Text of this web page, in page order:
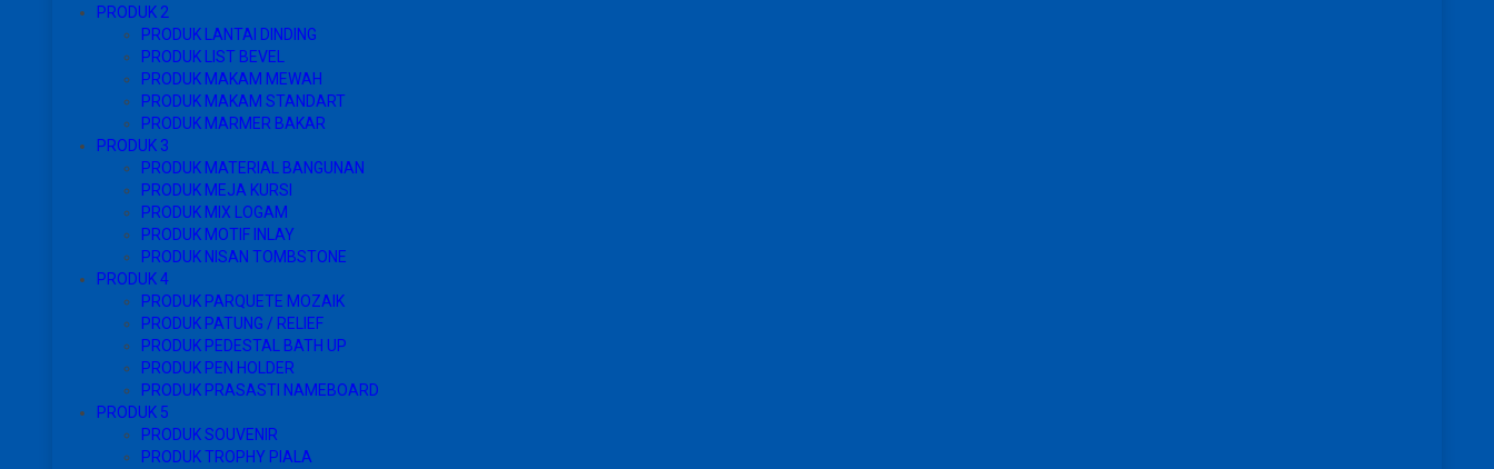
PRODUK 2
PRODUK LANTAI DINDING
PRODUK LIST BEVEL
PRODUK MAKAM MEWAH
PRODUK MAKAM STANDART
PRODUK MARMER BAKAR
PRODUK 3
PRODUK MATERIAL BANGUNAN
PRODUK MEJA KURSI
PRODUK MIX LOGAM
PRODUK MOTIF INLAY
PRODUK NISAN TOMBSTONE
PRODUK 4
PRODUK PARQUETE MOZAIK
PRODUK PATUNG / RELIEF
PRODUK PEDESTAL BATH UP
PRODUK PEN HOLDER
PRODUK PRASASTI NAMEBOARD
PRODUK 5
PRODUK SOUVENIR
PRODUK TROPHY PIALA